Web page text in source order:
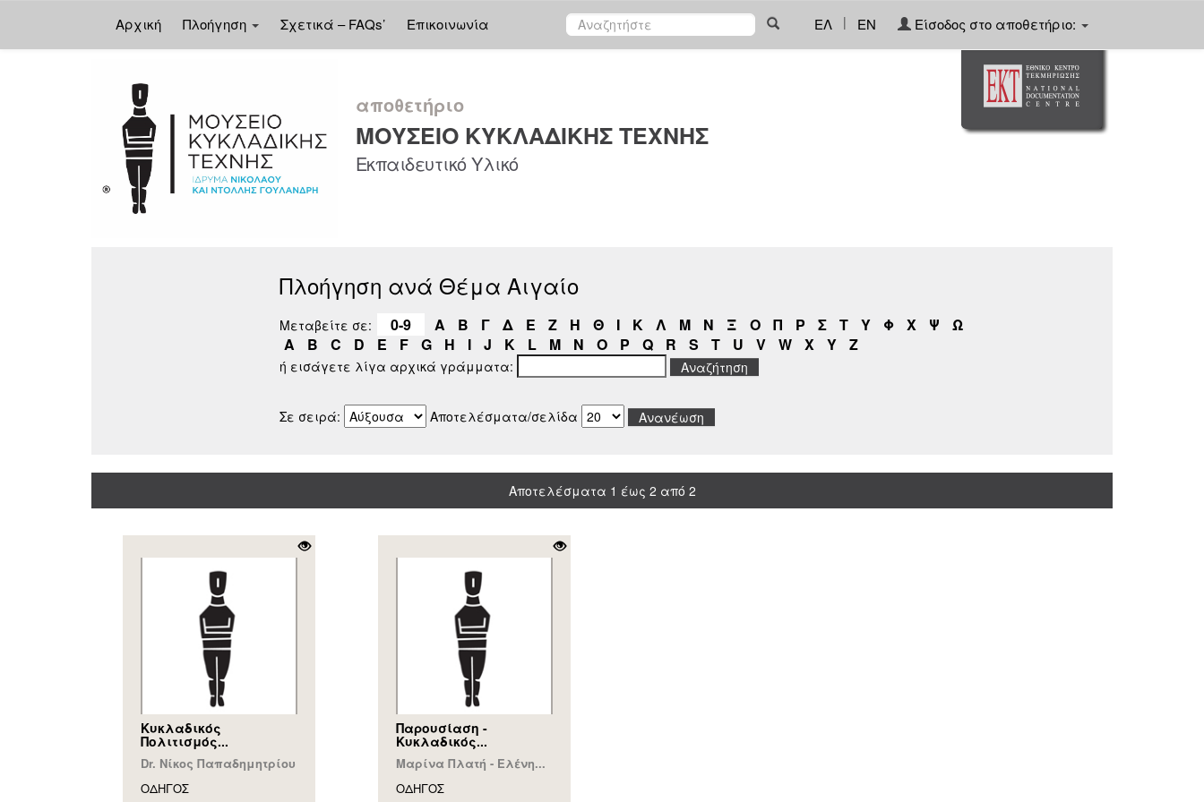
Αρχική Πλοήγηση Σχετικά – FAQs’ Επικοινωνία ΕΛ | EN Είσοδος στο αποθετήριο:
αποθετήριο
ΜΟΥΣΕΙΟ ΚΥΚΛΑΔΙΚΗΣ ΤΕΧΝΗΣ
Εκπαιδευτικό Υλικό
Πλοήγηση ανά Θέμα Αιγαίο
Μεταβείτε σε: 0-9 Α Β Γ Δ Ε Ζ Η Θ Ι Κ Λ Μ Ν Ξ Ο Π Ρ Σ Τ Υ Φ Χ Ψ
Ω
A
B C D E F G H I J K L M N O P Q R S T U V W X Y Z
ή εισάγετε λίγα αρχικά γράμματα:
Σε σειρά: Αποτελέσματα/σελίδα
Αποτελέσματα 1 έως 2 από 2
Κυκλαδικός
Πολιτισμός...
Dr. Νίκος Παπαδημητρίου
ΟΔΗΓΟΣ
Παρουσίαση -
Κυκλαδικός...
Μαρίνα Πλατή - Ελένη...
ΟΔΗΓΟΣ